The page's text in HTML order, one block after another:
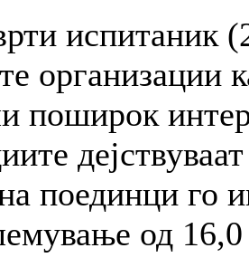
испитаник
организации
поширок
поединци го
од